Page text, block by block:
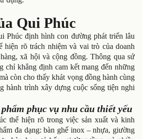
Qui Phúc
Phúc định hình con đường phát triển lâu
hiện rõ trách nhiệm và vai trò của doanh
xã hội và cộng đồng. Thông qua sứ
chỉ khẳng định cam kết mang đến những
còn cho thấy khát vọng đồng hành cùng
hành trình xây dựng cuộc sống tiện nghi
phục vụ nhu cầu thiết yếu
thể hiện rõ trong việc sản xuất và kinh
đa dạng: bàn ghế inox – nhựa, giường